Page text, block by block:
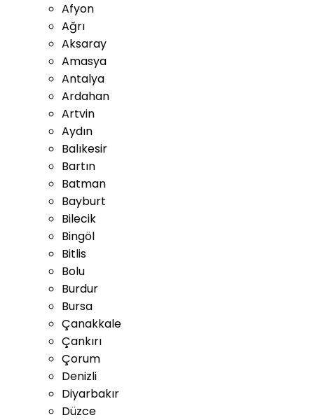
Afyon
Ağrı
Aksaray
Amasya
Antalya
Ardahan
Artvin
Aydın
Balıkesir
Bartın
Batman
Bayburt
Bilecik
Bingöl
Bitlis
Bolu
Burdur
Bursa
Çanakkale
Çankırı
Çorum
Denizli
Diyarbakır
Düzce